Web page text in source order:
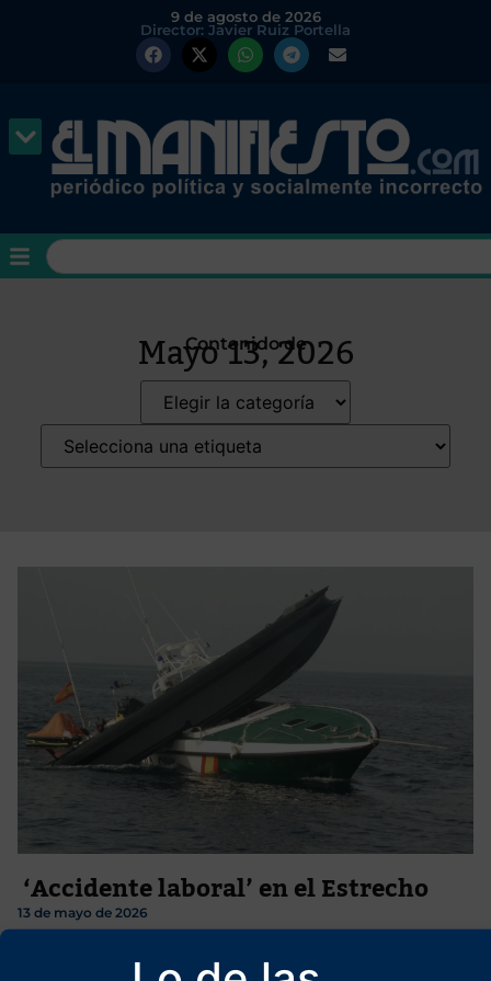
9 de agosto de 2026
Director: Javier Ruiz Portella
Contenido de
Mayo 13, 2026
‘Accidente laboral’ en el Estrecho
13 de mayo de 2026
aguas del Estrecho a las ultrarrápidas lanchas de los